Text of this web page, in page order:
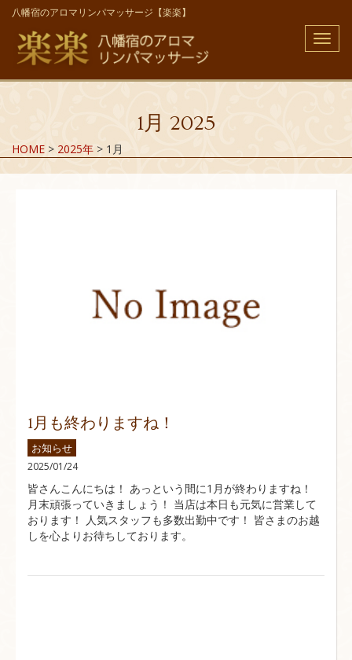
八幡宿のアロマリンパマッサージ【楽楽】
メ
ニ
1月 2025
HOME > 2025年 > 1月
1月も終わりますね！
お知らせ
2025/01/24
皆さんこんにちは！ あっという間に1月が終わりますね！
月末頑張っていきましょう！ 当店は本日も元気に営業して
おります！ 人気スタッフも多数出勤中です！ 皆さまのお越
しを心よりお待ちしております。